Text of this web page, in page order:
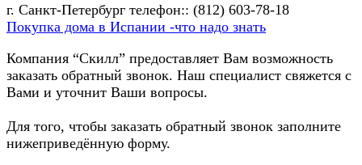
г. Санкт-Петербург телефон:: (812) 603-78-18
Покупка дома в Испании -что надо знать
Компания “Скилл” предоставляет Вам возможность
заказать обратный звонок. Наш специалист свяжется с
Вами и уточнит Ваши вопросы.
Для того, чтобы заказать обратный звонок заполните
нижеприведённую форму.